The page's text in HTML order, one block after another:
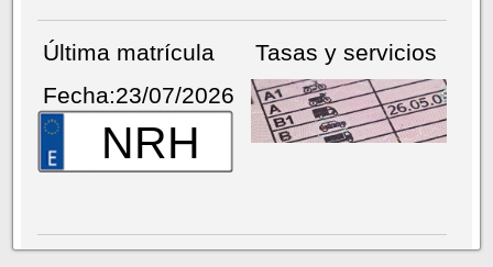
Última matrícula
Fecha:23/07/2026
NRH
Tasas y servicios